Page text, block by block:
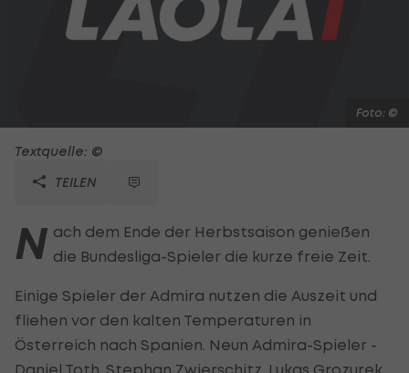
Foto: ©
Textquelle: ©
TEILEN
N ach dem Ende der Herbstsaison genießen
die Bundesliga-Spieler die kurze freie Zeit.
Einige Spieler der Admira nutzen die Auszeit und
fliehen vor den kalten Temperaturen in
Österreich nach Spanien. Neun Admira-Spieler -
Daniel Toth, Stephan Zwierschitz, Lukas Grozurek,